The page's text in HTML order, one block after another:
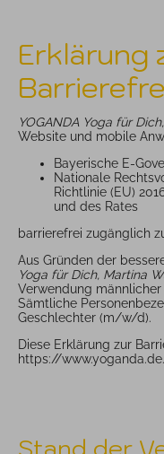
Erklärung
YOGANDA Yoga für
Website und mobile
Bayerische E-
Nationale
Richtlinie (EU)
und des Rates
barrierefrei zugänglich
Aus Gründen der
Yoga für Dich, Martina
Verwendung
Sämtliche
Geschlechter (m/w/d).
Diese Erklärung zur
https://www.yoganda.de.